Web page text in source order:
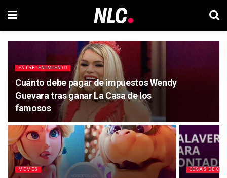
ENTRETENIMIENTO
Cuánto debe pagar de impuestos Wendy
Guevara tras ganar La Casa de los
famosos
MEMES COSAS DE